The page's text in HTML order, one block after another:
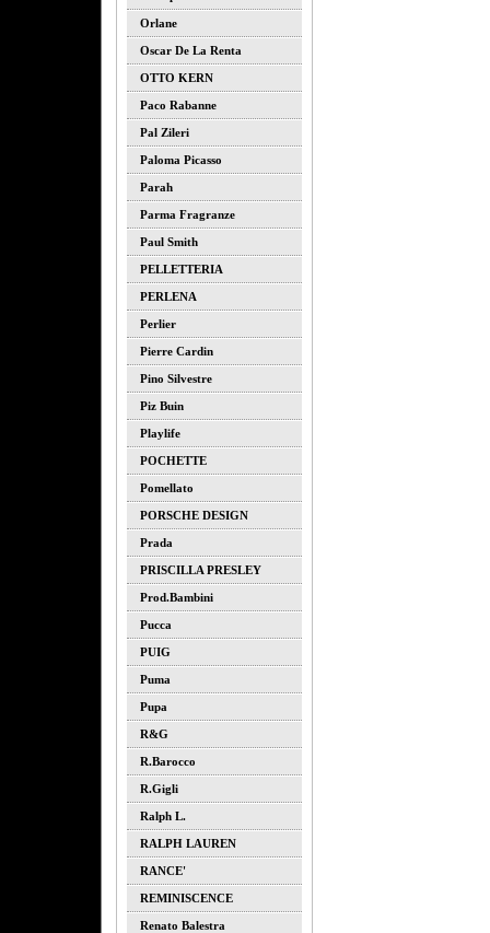
Orlane
Oscar De La Renta
OTTO KERN
Paco Rabanne
Pal Zileri
Paloma Picasso
Parah
Parma Fragranze
Paul Smith
PELLETTERIA
PERLENA
Perlier
Pierre Cardin
Pino Silvestre
Piz Buin
Playlife
POCHETTE
Pomellato
PORSCHE DESIGN
Prada
PRISCILLA PRESLEY
Prod.bambini
Pucca
PUIG
Puma
Pupa
R&G
R.barocco
R.gigli
Ralph L.
RALPH LAUREN
RANCE'
REMINISCENCE
Renato Balestra